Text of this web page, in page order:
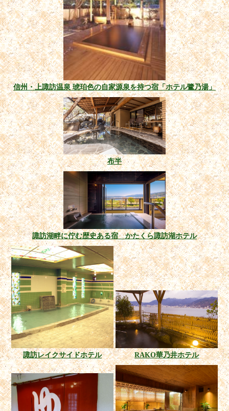
信州・上諏訪温泉 琥珀色の自家源泉を持つ宿「ホテル鷺乃湯」
布半
諏訪湖畔に佇む歴史ある宿 かたくら諏訪湖ホテル
諏訪レイクサイドホテル RAKO華乃井ホテル